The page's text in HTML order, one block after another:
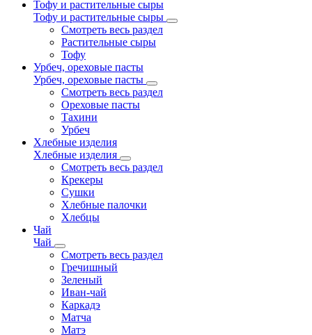
Тофу и растительные сыры
Тофу и растительные сыры
Смотреть весь раздел
Растительные сыры
Тофу
Урбеч, ореховые пасты
Урбеч, ореховые пасты
Смотреть весь раздел
Ореховые пасты
Тахини
Урбеч
Хлебные изделия
Хлебные изделия
Смотреть весь раздел
Крекеры
Сушки
Хлебные палочки
Хлебцы
Чай
Чай
Смотреть весь раздел
Гречишный
Зеленый
Иван-чай
Каркадэ
Матча
Матэ